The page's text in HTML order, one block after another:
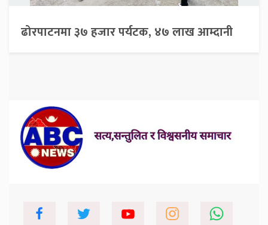
ढोरपाटनमा ३७ हजार पर्यटक, ४७ लाख आम्दानी